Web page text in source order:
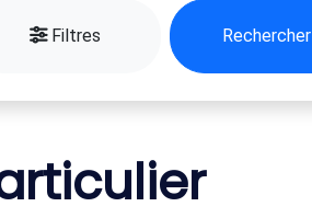
Filtres Rechercher